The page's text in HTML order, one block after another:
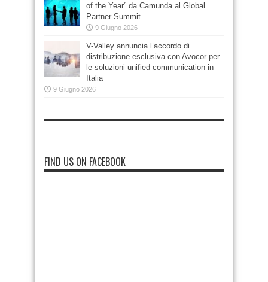
of the Year” da Camunda al Global
Partner Summit
9 Giugno 2026
V-Valley annuncia l’accordo di
distribuzione esclusiva con Avocor per
le soluzioni unified communication in
Italia
9 Giugno 2026
FIND US ON FACEBOOK